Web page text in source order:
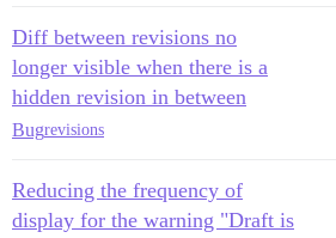
Diff between revisions no
longer visible when there is a
hidden revision in between
Bugrevisions
Reducing the frequency of
display for the warning "Draft is